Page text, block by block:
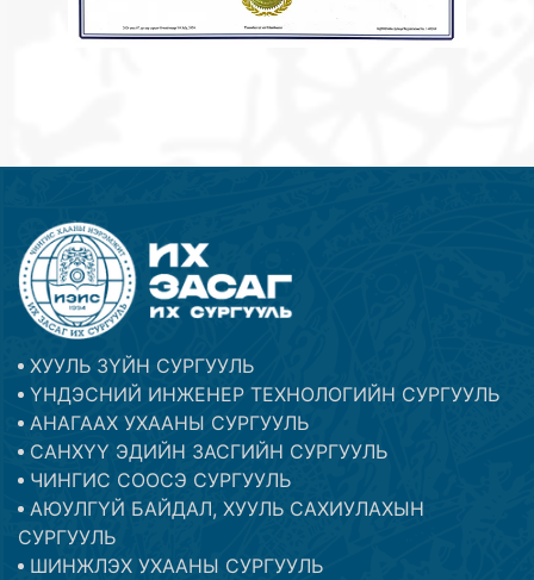
ХУУЛЬ ЗҮЙН СУРГУУЛЬ
ҮНДЭСНИЙ ИНЖЕНЕР ТЕХНОЛОГИЙН СУРГУУЛЬ
АНАГААХ УХААНЫ СУРГУУЛЬ
САНХҮҮ ЭДИЙН ЗАСГИЙН СУРГУУЛЬ
ЧИНГИС СООСЭ СУРГУУЛЬ
АЮУЛГҮЙ БАЙДАЛ, ХУУЛЬ САХИУЛАХЫН
СУРГУУЛЬ
ШИНЖЛЭХ УХААНЫ СУРГУУЛЬ